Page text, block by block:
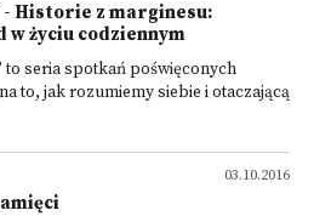
- Historie z marginesu:
życiu codziennym
to seria spotkań poświęconych
to, jak rozumiemy siebie i otaczającą
03.10.2016